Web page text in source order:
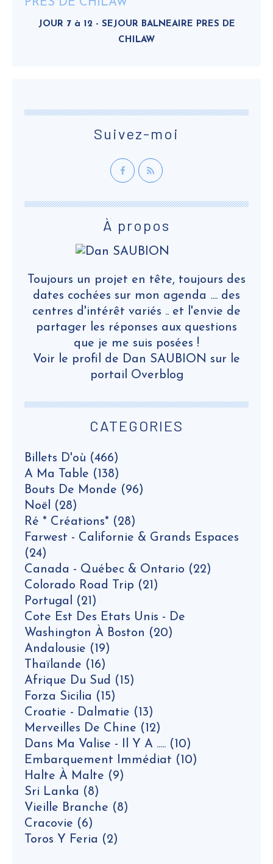
JOUR 7 à 12 - SEJOUR BALNEAIRE PRES DE
CHILAW
CATEGORIES
Billets D'où (466)
A Ma Table (138)
Bouts De Monde (96)
Noël (28)
Ré * Créations* (28)
Farwest - Californie & Grands Espaces
(24)
Canada - Québec & Ontario (22)
Colorado Road Trip (21)
Portugal (21)
Cote Est Des Etats Unis - De
Washington À Boston (20)
Andalousie (19)
Thaïlande (16)
Afrique Du Sud (15)
Forza Sicilia (15)
Croatie - Dalmatie (13)
Merveilles De Chine (12)
Dans Ma Valise - Il Y A ..... (10)
Embarquement Immédiat (10)
Halte À Malte (9)
Sri Lanka (8)
Vieille Branche (8)
Cracovie (6)
Toros Y Feria (2)
Suivez-moi
À propos
Toujours un projet en tête, toujours des
dates cochées sur mon agenda .... des
centres d'intérêt variés .. et l'envie de
partager les réponses aux questions
que je me suis posées !
Voir le profil de Dan SAUBION sur le
portail Overblog